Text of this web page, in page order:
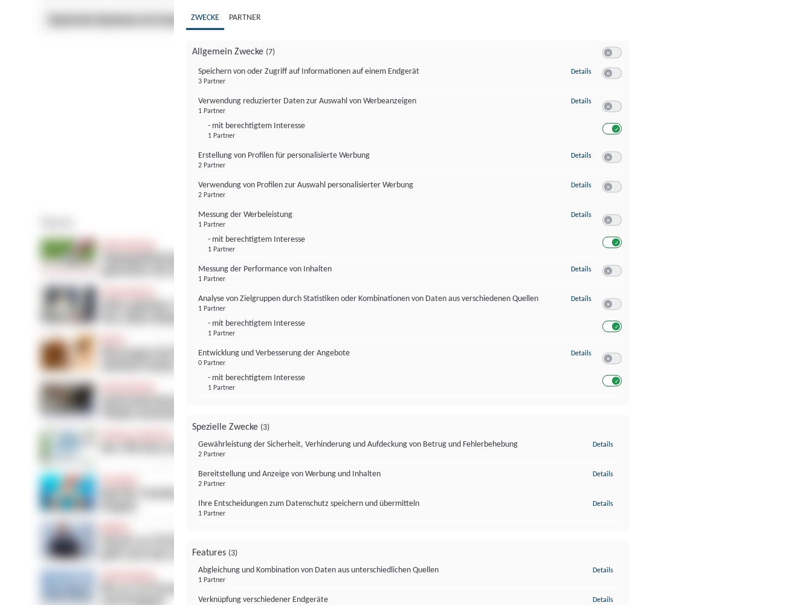
ZWECKE PARTNER
Allgemein Zwecke (7)
Speichern von oder Zugriff auf Informationen auf einem Endgerät
3 Partner
Details zu Speichern von oder Zugriff auf Informationen auf einem Endgerät
Verwendung reduzierter Daten zur Auswahl von Werbeanzeigen
1 Partner
- mit berechtigtem Interesse
1 Partner
Details zu Verwendung reduzierter Daten zur Auswahl von Werbeanzeigen
Erstellung von Profilen für personalisierte Werbung
2 Partner
Details zu Erstellung von Profilen für personalisierte Werbung
Verwendung von Profilen zur Auswahl personalisierter Werbung
2 Partner
Details zu Verwendung von Profilen zur Auswahl personalisierter Werbung
Messung der Werbeleistung
1 Partner
- mit berechtigtem Interesse
1 Partner
Details zu Messung der Werbeleistung
Messung der Performance von Inhalten
1 Partner
Details zu Messung der Performance von Inhalten
Analyse von Zielgruppen durch Statistiken oder Kombinationen von Daten aus verschiedenen Quellen
1 Partner
- mit berechtigtem Interesse
1 Partner
Details zu Analyse von Zielgruppen durch Statistiken oder Kombinationen von
Entwicklung und Verbesserung der Angebote
0 Partner
- mit berechtigtem Interesse
1 Partner
Details zu Entwicklung und Verbesserung der Angebote
Spezielle Zwecke (3)
Gewährleistung der Sicherheit, Verhinderung und Aufdeckung von Betrug und Fehlerbehebung
2 Partner
Details
Bereitstellung und Anzeige von Werbung und Inhalten
2 Partner
Details
Ihre Entscheidungen zum Datenschutz speichern und übermitteln
1 Partner
Details
Features (3)
Abgleichung und Kombination von Daten aus unterschiedlichen Quellen
1 Partner
Details
Verknüpfung verschiedener Endgeräte Details